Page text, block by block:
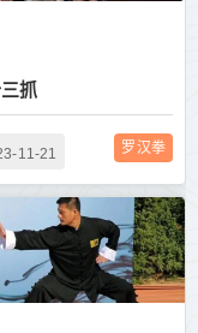
抓
11-21 罗汉拳